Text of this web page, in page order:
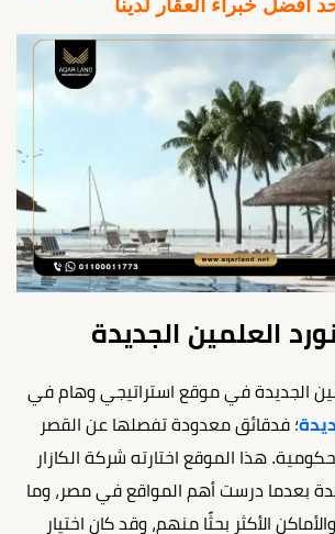
أفضل خبراء العقار لدينا
العلمين الجديدة
الجديدة في موقع استراتيجي وهام في
؛ فدقائق معدودة تفصلها عن القصر
هذا الموقع اختارته شركة الكازار
بعدما درست أهم المواقع في مصر، وما
الأكثر بحثًا منهم، وقد كان اختيار